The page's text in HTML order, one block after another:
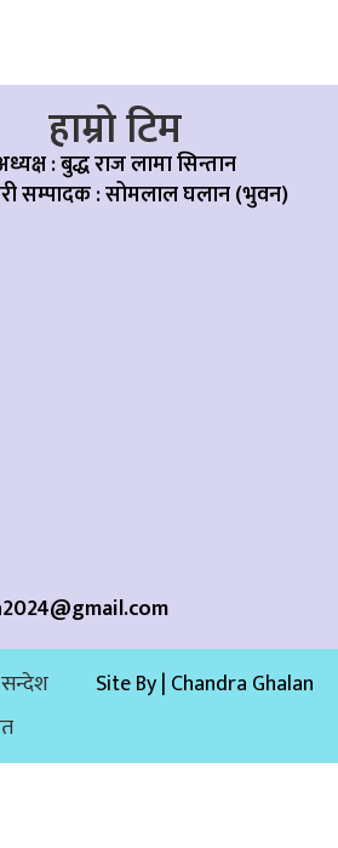
हाम्रो टिम
: बुद्ध राज लामा सिन्तान
सम्पादक :सोमलाल घलान (भुवन)
Site By | Chandra Ghalan